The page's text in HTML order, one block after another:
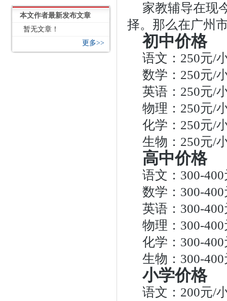
本文作者最新发布文章
暂无文章！
更多>>
家教辅导在现
择。那么在广州
初中价格
语文：250元/
数学：250元/
英语：250元/
物理：250元/
化学：250元/
生物：250元/
高中价格
语文：300-
数学：300-
英语：300-
物理：300-
化学：300-
生物：300-
小学价格
语文：200元/